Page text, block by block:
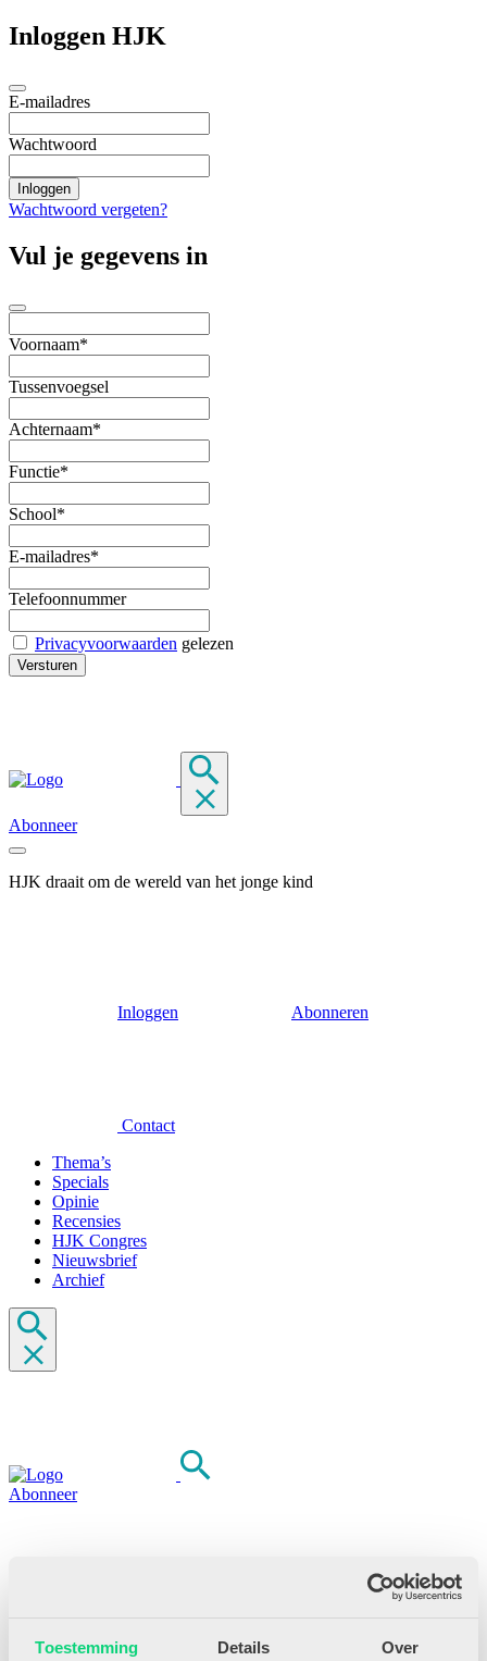
Toestemming Details Over
Inloggen HJK
E-mailadres
Wachtwoord
Wachtwoord vergeten?
Vul je gegevens in
Voornaam*
Tussenvoegsel
Achternaam*
Functie*
School*
E-mailadres*
Telefoonnummer
Privacyvoorwaarden gelezen
Abonneer
HJK draait om de wereld van het jonge kind
Inloggen Abonneren
Contact
Thema’s
Specials
Opinie
Recensies
HJK Congres
Nieuwsbrief
Archief
Abonneer
Thema’s